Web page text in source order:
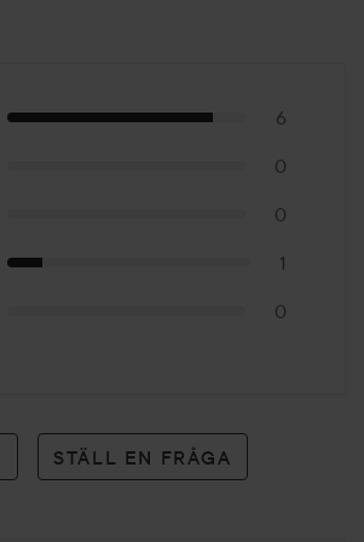
6
0
0
1
0
STÄLL EN FRÅGA